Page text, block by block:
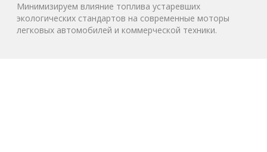
Минимизируем влияние топлива устаревших
экологических стандартов на современные моторы
легковых автомобилей и коммерческой техники.